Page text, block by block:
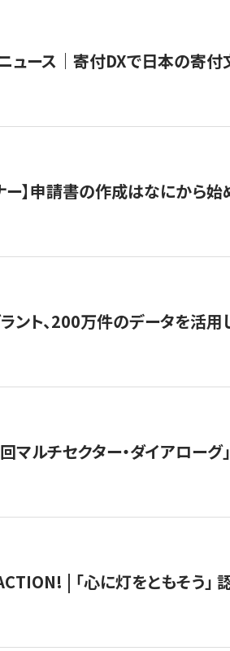
ース｜寄付DXで日本の寄付
ー】申請書の作成はなにから
ント、200万件のデータを活
マルチセクター・ダイアローグ
| 「心に灯をともそう」